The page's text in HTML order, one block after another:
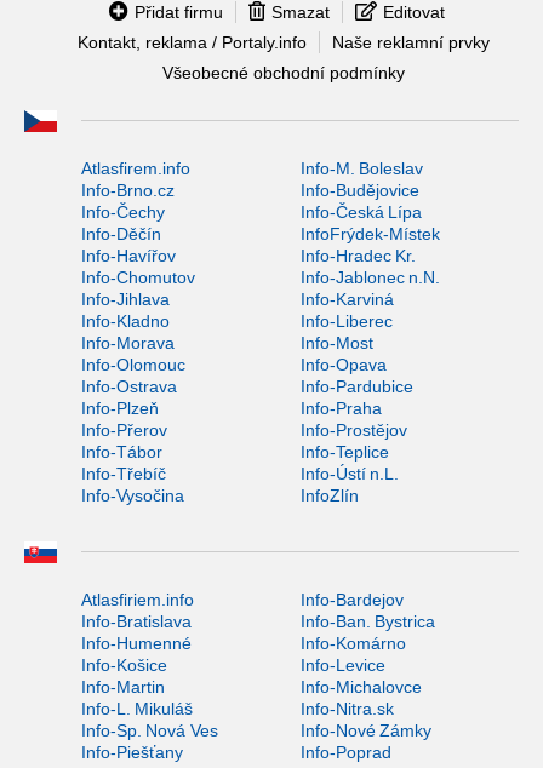
Přidat firmu Smazat
Editovat
Kontakt, reklama / Portaly.info
Naše reklamní prvky
Všeobecné obchodní podmínky
Atlasfirem.info
Info-M. Boleslav
Info-Brno.cz
Info-Budějovice
Info-Čechy
Info-Česká Lípa
Info-Děčín
InfoFrýdek-Místek
Info-Havířov
Info-Hradec Kr.
Info-Chomutov
Info-Jablonec n.N.
Info-Jihlava
Info-Karviná
Info-Kladno
Info-Liberec
Info-Morava
Info-Most
Info-Olomouc
Info-Opava
Info-Ostrava
Info-Pardubice
Info-Plzeň
Info-Praha
Info-Přerov
Info-Prostějov
Info-Tábor
Info-Teplice
Info-Třebíč
Info-Ústí n.L.
Info-Vysočina
InfoZlín
Atlasfiriem.info
Info-Bardejov
Info-Bratislava
Info-Ban. Bystrica
Info-Humenné
Info-Komárno
Info-Košice
Info-Levice
Info-Martin
Info-Michalovce
Info-L. Mikuláš
Info-Nitra.sk
Info-Sp. Nová Ves
Info-Nové Zámky
Info-Piešťany
Info-Poprad